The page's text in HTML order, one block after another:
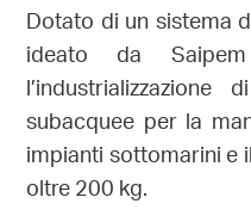
Dotato di un sistema
ideato da
subacquee per la
impianti sottomarini e
oltre 200 kg.